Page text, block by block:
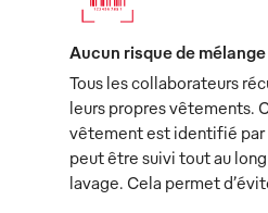
Aucun risque de mélange
Tous les collaborateurs
leurs propres vêtements.
vêtement est identifié par
peut être suivi tout au
lavage. Cela permet